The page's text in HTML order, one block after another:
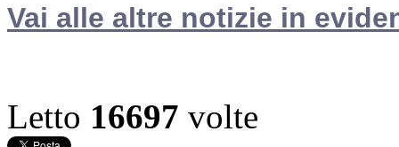
Vai alle altre notizie in
Letto 16697 volte